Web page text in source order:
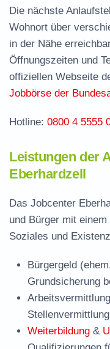
Termin
Jobcenter
Häufige
Die nächste
Wohnort über
in der Nähe
Öffnungszeiten und
offiziellen Webseite
Jobbörse der
Hotline: 0800 4 5555
Leistungen der
Eberhardzell
Das Jobcenter
und Bürger mit
Soziales und
Bürgergeld
Grundsicherung
Arbeitsvermittlung
Weiterbildung &